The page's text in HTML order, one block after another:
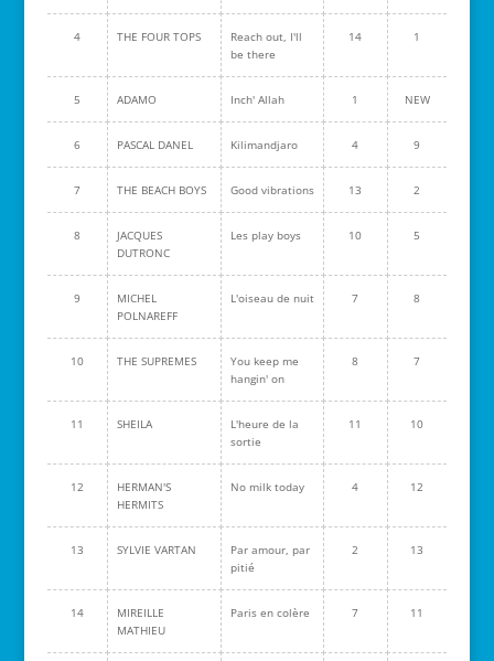
4 THE FOUR TOPS
Reach out, I'll
be there
14 1
5 ADAMO Inch' Allah 1 NEW
6 PASCAL DANEL Kilimandjaro 4 9
7 THE BEACH BOYS Good vibrations 13 2
8
JACQUES
DUTRONC
Les play boys 10 5
9
MICHEL
POLNAREFF
L'oiseau de nuit 7 8
10 THE SUPREMES
You keep me
hangin' on
8 7
11 SHEILA
L'heure de la
sortie
11 10
12
HERMAN'S
HERMITS
No milk today 4 12
13 SYLVIE VARTAN
Par amour, par
pitié
2 13
14
MIREILLE
MATHIEU
Paris en colère 7 11